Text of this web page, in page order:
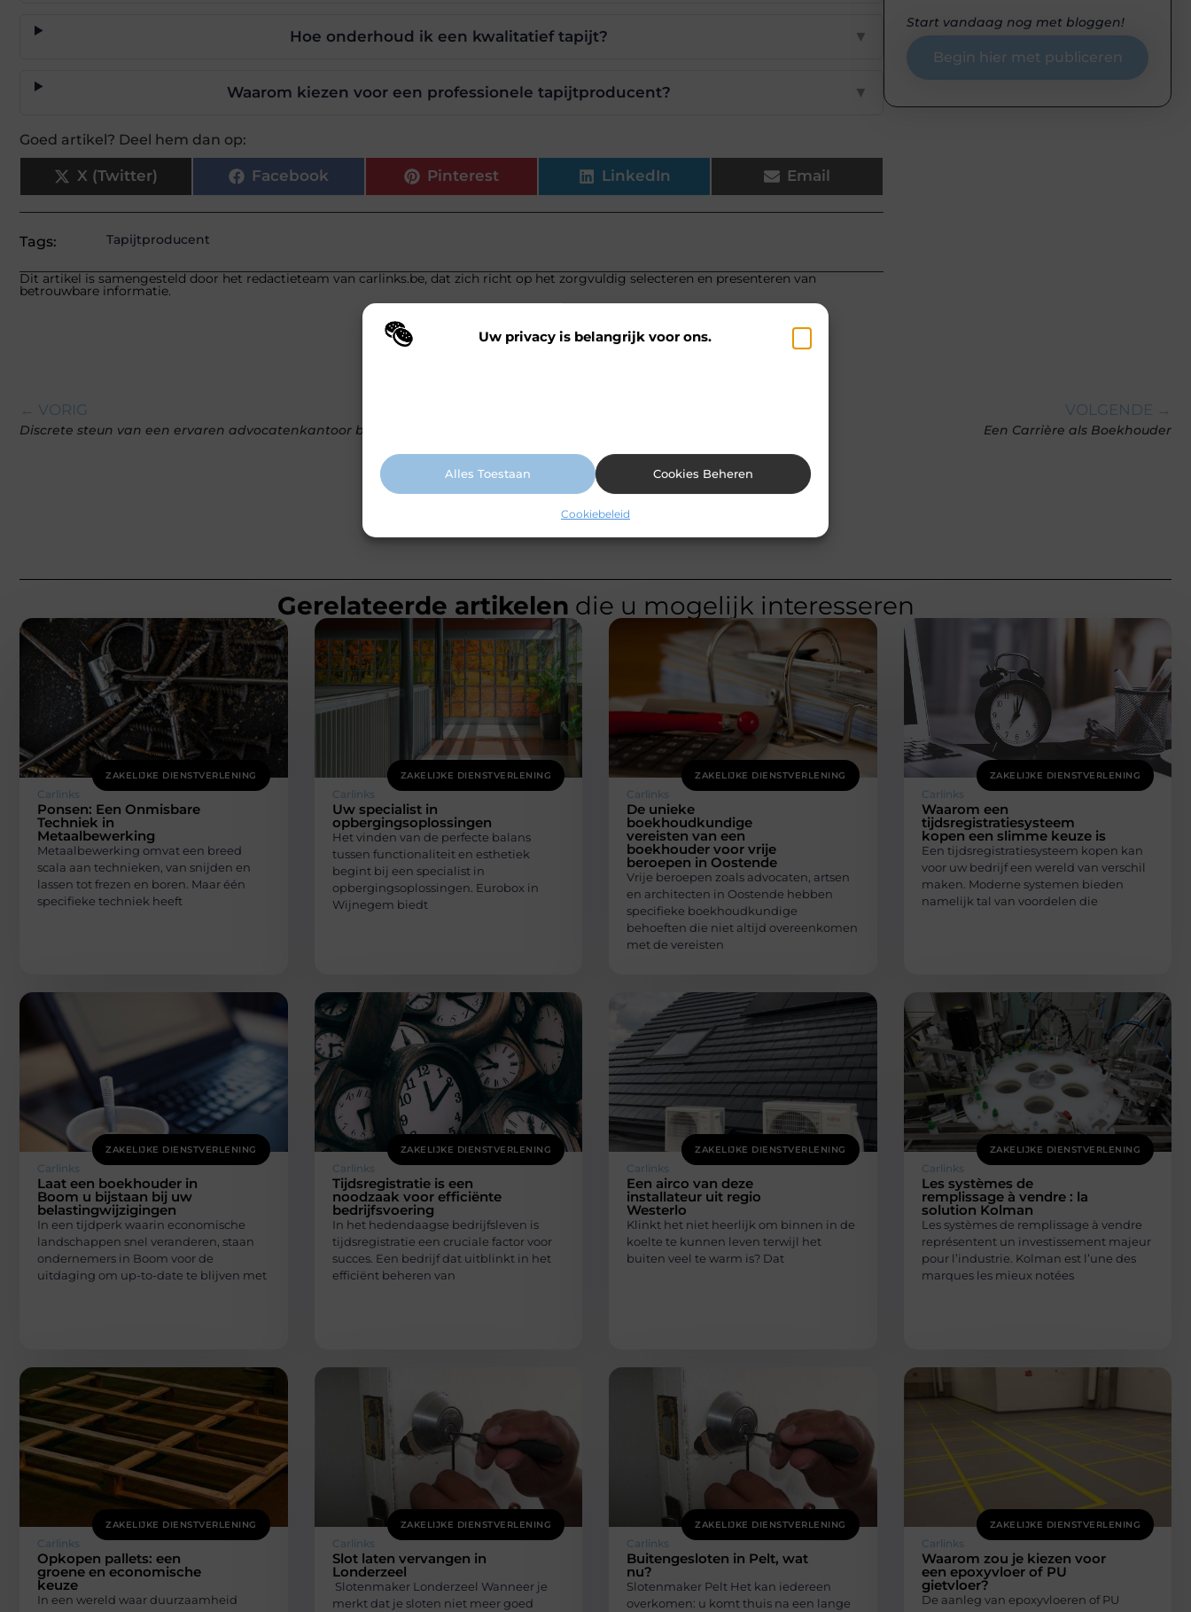
Uw privacy is belangrijk voor ons.
Alles Toestaan Cookies Beheren
Cookiebeleid
Hoe onderhoud ik een kwalitatief tapijt? ▼
Waarom kiezen voor een professionele tapijtproducent? ▼
Goed artikel? Deel hem dan op:
X (Twitter) Facebook Pinterest LinkedIn Email
Tags: Tapijtproducent
Dit artikel is samengesteld door het redactieteam van carlinks.be, dat zich richt op het zorgvuldig selecteren en presenteren van
betrouwbare informatie.
Start vandaag nog met bloggen!
Begin hier met publiceren
← VORIG
Discrete steun van een ervaren advocatenkantoor bij ingrijpende gebeurtenissen
VOLGENDE →
Een Carrière als Boekhouder
Gerelateerde artikelen die u mogelijk interesseren
ZAKELIJKE DIENSTVERLENING
Carlinks
Ponsen: Een Onmisbare
Techniek in
Metaalbewerking
Metaalbewerking omvat een breed
scala aan technieken, van snijden en
lassen tot frezen en boren. Maar één
specifieke techniek heeft
ZAKELIJKE DIENSTVERLENING
Carlinks
Uw specialist in
opbergingsoplossingen
Het vinden van de perfecte balans
tussen functionaliteit en esthetiek
begint bij een specialist in
opbergingsoplossingen. Eurobox in
Wijnegem biedt
ZAKELIJKE DIENSTVERLENING
Carlinks
De unieke
boekhoudkundige
vereisten van een
boekhouder voor vrije
beroepen in Oostende
Vrije beroepen zoals advocaten, artsen
en architecten in Oostende hebben
specifieke boekhoudkundige
behoeften die niet altijd overeenkomen
met de vereisten
ZAKELIJKE DIENSTVERLENING
Carlinks
Waarom een
tijdsregistratiesysteem
kopen een slimme keuze is
Een tijdsregistratiesysteem kopen kan
voor uw bedrijf een wereld van verschil
maken. Moderne systemen bieden
namelijk tal van voordelen die
ZAKELIJKE DIENSTVERLENING
Carlinks
Laat een boekhouder in
Boom u bijstaan bij uw
belastingwijzigingen
In een tijdperk waarin economische
landschappen snel veranderen, staan
ondernemers in Boom voor de
uitdaging om up-to-date te blijven met
ZAKELIJKE DIENSTVERLENING
Carlinks
Tijdsregistratie is een
noodzaak voor efficiënte
bedrijfsvoering
In het hedendaagse bedrijfsleven is
tijdsregistratie een cruciale factor voor
succes. Een bedrijf dat uitblinkt in het
efficiënt beheren van
ZAKELIJKE DIENSTVERLENING
Carlinks
Een airco van deze
installateur uit regio
Westerlo
Klinkt het niet heerlijk om binnen in de
koelte te kunnen leven terwijl het
buiten veel te warm is? Dat
ZAKELIJKE DIENSTVERLENING
Carlinks
Les systèmes de
remplissage à vendre : la
solution Kolman
Les systèmes de remplissage à vendre
représentent un investissement majeur
pour l’industrie. Kolman est l’une des
marques les mieux notées
ZAKELIJKE DIENSTVERLENING
Carlinks
Opkopen pallets: een
groene en economische
keuze
In een wereld waar duurzaamheid
ZAKELIJKE DIENSTVERLENING
Carlinks
Slot laten vervangen in
Londerzeel
Slotenmaker Londerzeel Wanneer je
merkt dat je sloten niet meer goed
ZAKELIJKE DIENSTVERLENING
Carlinks
Buitengesloten in Pelt, wat
nu?
Slotenmaker Pelt Het kan iedereen
overkomen: u komt thuis na een lange
ZAKELIJKE DIENSTVERLENING
Carlinks
Waarom zou je kiezen voor
een epoxyvloer of PU
gietvloer?
De aanleg van epoxyvloeren of PU